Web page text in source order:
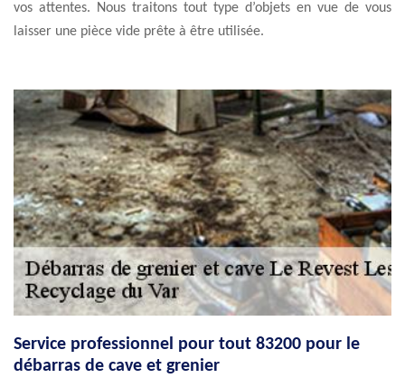
vos attentes. Nous traitons tout type d’objets en vue de vous
laisser une pièce vide prête à être utilisée.
Service professionnel pour tout 83200 pour le
débarras de cave et grenier